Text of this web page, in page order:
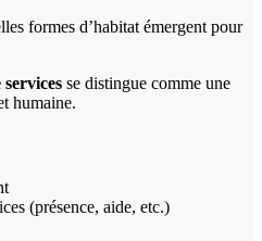
formes d’habitat émergent pour
se distingue comme une
humaine.
(présence, aide, etc.)